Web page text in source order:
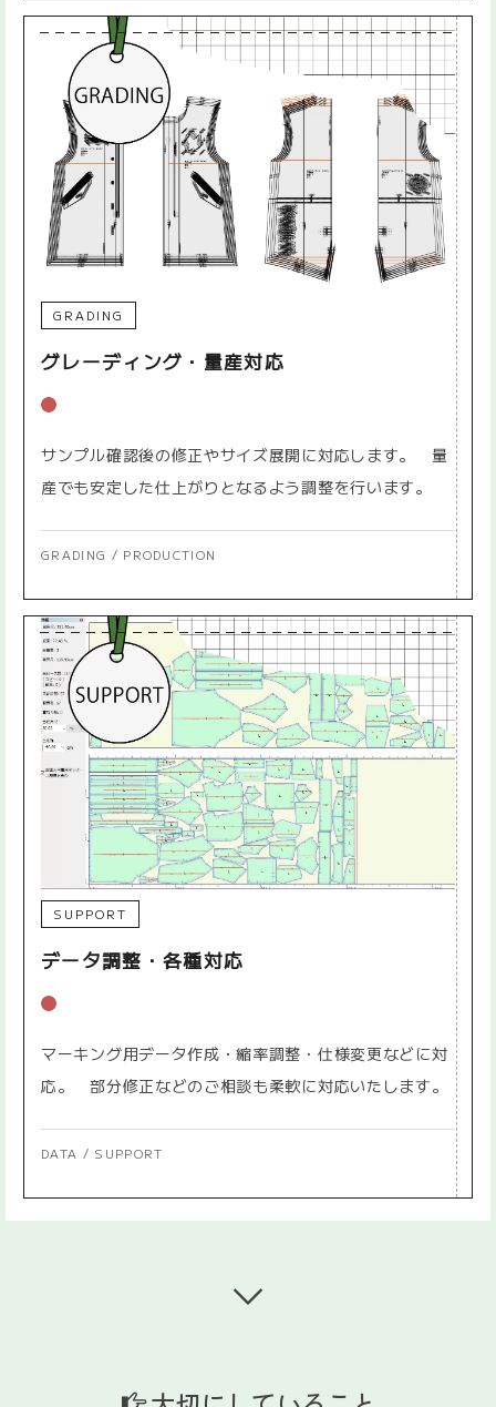
GRADING
グレーディング・量産対応
サンプル確認後の修正やサイズ展開に対応します。 量
産でも安定した仕上がりとなるよう調整を行います。
GRADING / PRODUCTION
SUPPORT
データ調整・各種対応
マーキング用データ作成・縮率調整・仕様変更などに対
応。 部分修正などのご相談も柔軟に対応いたします。
DATA / SUPPORT